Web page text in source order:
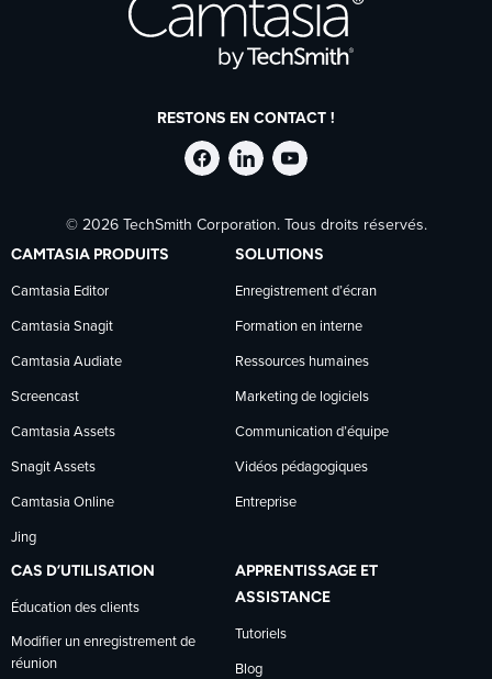
RESTONS EN CONTACT !
Suivre
TechSmith
sur
Facebook
Suivre
TechSmith
sur
LinkedIn
Suivre
TechSmith
sur
YouTube
© 2026 TechSmith Corporation. Tous droits réservés.
CAMTASIA PRODUITS
Camtasia Editor
Camtasia Snagit
Camtasia Audiate
Screencast
Camtasia Assets
Snagit Assets
Camtasia Online
Jing
SOLUTIONS
Enregistrement d’écran
Formation en interne
Ressources humaines
Marketing de logiciels
Communication d’équipe
Vidéos pédagogiques
Entreprise
CAS D’UTILISATION
Éducation des clients
Modifier un enregistrement de
réunion
APPRENTISSAGE ET
ASSISTANCE
Tutoriels
Blog